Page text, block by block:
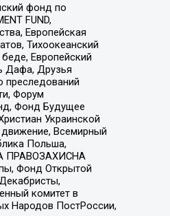
фонд по
FUND,
Европейская
Тихоокеанский
Европейский
Дафа, Друзья
преследований
Форум
Фонд Будущее
Украинской
Всемирный
Польша,
ПРАВОЗАХИСНА
Фонд Открытой
комитет в
Народов ПостРоссии,